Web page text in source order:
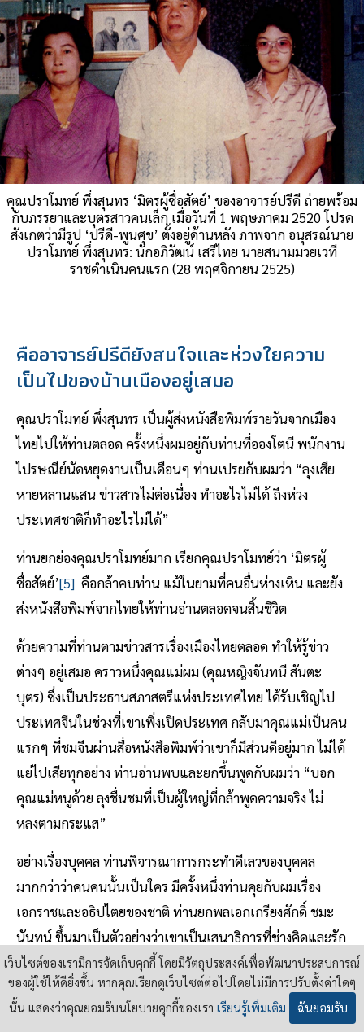
คุณปราโมทย์ พึ่งสุนทร ‘มิตรผู้ซื่อสัตย์’ ของอาจารย์ปรีดี ถ่ายพร้อม
กับภรรยาและบุตรสาวคนเล็ก เมื่อวันที่ 1 พฤษภาคม 2520 โปรด
สังเกตว่ามีรูป ‘ปรีดี-พูนศุข’ ตั้งอยู่ด้านหลัง ภาพจาก อนุสรณ์นาย
ปราโมทย์ พึ่งสุนทร: นักอภิวัฒน์ เสรีไทย นายสนามมวยเวที
ราชดำเนินคนแรก (28 พฤศจิกายน 2525)
คืออาจารย์ปรีดียังสนใจและห่วงใยความ
เป็นไปของบ้านเมืองอยู่เสมอ
คุณปราโมทย์ พึ่งสุนทร เป็นผู้ส่งหนังสือพิมพ์รายวันจากเมือง
ไทยไปให้ท่านตลอด ครั้งหนึ่งผมอยู่กับท่านที่อองโตนี พนักงาน
ไปรษณีย์นัดหยุดงานเป็นเดือนๆ ท่านเปรยกับผมว่า “ลุงเสีย
หายหลานแสน ข่าวสารไม่ต่อเนื่อง ทำอะไรไม่ได้ ถึงห่วง
ประเทศชาติก็ทำอะไรไม่ได้”
ท่านยกย่องคุณปราโมทย์มาก เรียกคุณปราโมทย์ว่า ‘มิตรผู้
ซื่อสัตย์’[5] คือกล้าคบท่าน แม้ในยามที่คนอื่นห่างเหิน และยัง
ส่งหนังสือพิมพ์จากไทยให้ท่านอ่านตลอดจนสิ้นชีวิต
ด้วยความที่ท่านตามข่าวสารเรื่องเมืองไทยตลอด ทำให้รู้ข่าว
ต่างๆ อยู่เสมอ คราวหนึ่งคุณแม่ผม (คุณหญิงจันทนี สันตะ
บุตร) ซึ่งเป็นประธานสภาสตรีแห่งประเทศไทย ได้รับเชิญไป
ประเทศจีนในช่วงที่เขาเพิ่งเปิดประเทศ กลับมาคุณแม่เป็นคน
แรกๆ ที่ชมจีนผ่านสื่อหนังสือพิมพ์ว่าเขาก็มีส่วนดีอยู่มาก ไม่ได้
แย่ไปเสียทุกอย่าง ท่านอ่านพบและยกขึ้นพูดกับผมว่า “บอก
คุณแม่หนูด้วย ลุงชื่นชมที่เป็นผู้ใหญ่ที่กล้าพูดความจริง ไม่
หลงตามกระแส”
อย่างเรื่องบุคคล ท่านพิจารณาการกระทำดีเลวของบุคคล
มากกว่าว่าคนคนนั้นเป็นใคร มีครั้งหนึ่งท่านคุยกับผมเรื่อง
เอกราชและอธิปไตยของชาติ ท่านยกพลเอกเกรียงศักดิ์ ชมะ
นันทน์ ขึ้นมาเป็นตัวอย่างว่าเขาเป็นเสนาธิการที่ช่างคิดและรัก
ชาติจริงๆ โดยเล่าว่าฝ่ายจีนเคยมาบอกพลเอกเกรียงศักดิ์ว่าถ้า
ไทยรบกับเวียดนาม ไม่ต้องกลัว จีนจะช่วยไทย พลเอก
เกรียงศักดิ์ได้กล่าวขอบคุณฝ่ายจีน และว่าถ้าจีนมีอิทธิพลและ
เว็บไซต์ของเรามีการจัดเก็บคุกกี้ โดยมีวัตถุประสงค์เพื่อพัฒนาประสบการณ์
ของผู้ใช้ให้ดียิ่งขึ้น หากคุณเรียกดูเว็บไซต์ต่อไปโดยไม่มีการปรับตั้งค่าใดๆ
นั้น แสดงว่าคุณยอมรับนโยบายคุกกี้ของเรา เรียนรู้เพิ่มเติม ฉันยอมรับ